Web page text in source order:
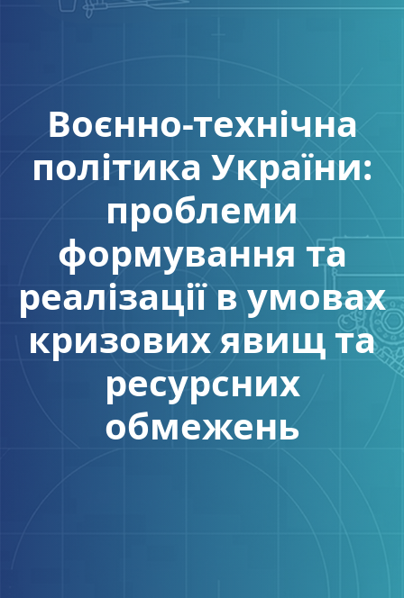
Воєнно-технічна
політика України:
проблеми
формування та
реалізації в умовах
кризових явищ та
ресурсних
обмежень